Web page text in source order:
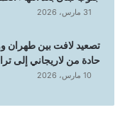
31 مارس، 2026
تصعيد لافت بين طهران
حادة من لاريجاني إلى
10 مارس، 2026